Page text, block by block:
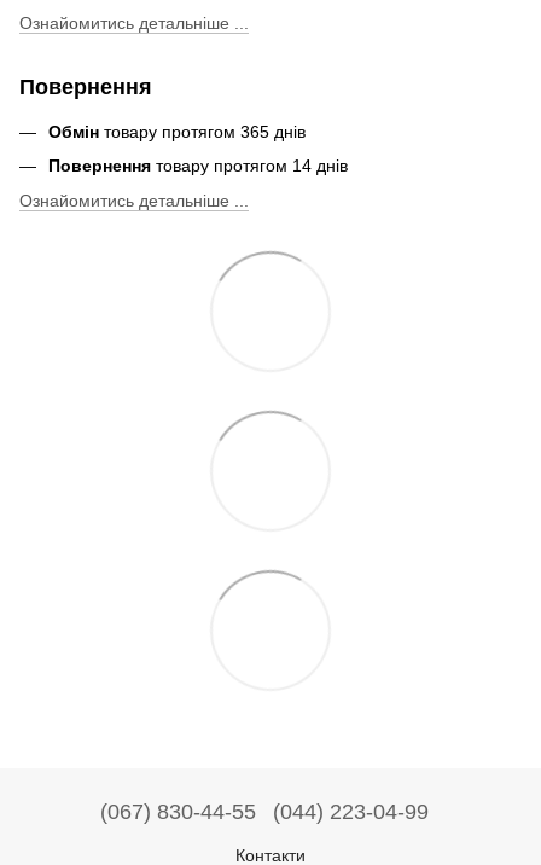
Ознайомитись детальніше ...
Повернення
Обмін товару протягом 365 днів
Повернення товару протягом 14 днів
Ознайомитись детальніше ...
(067) 830-44-55 (044) 223-04-99
Контакти